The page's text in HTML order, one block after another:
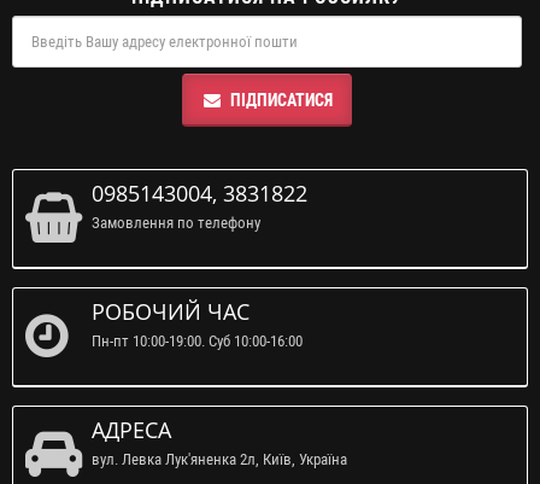
ПІДПИСАТИСЯ
0985143004, 3831822
Замовлення по телефону
РОБОЧИЙ ЧАС
Пн-пт 10:00-19:00. Суб 10:00-16:00
АДРЕСА
вул. Левка Лук'яненка 2л, Київ, Україна